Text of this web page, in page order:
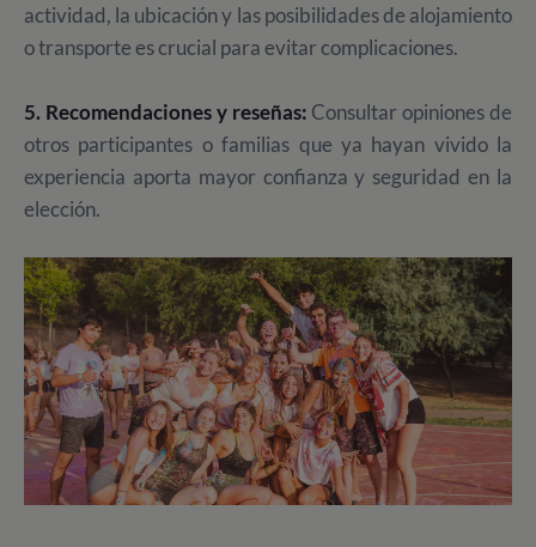
actividad, la ubicación y las posibilidades de alojamiento
o transporte es crucial para evitar complicaciones.
5. Recomendaciones y reseñas: Consultar opiniones de
otros participantes o familias que ya hayan vivido la
experiencia aporta mayor confianza y seguridad en la
elección.